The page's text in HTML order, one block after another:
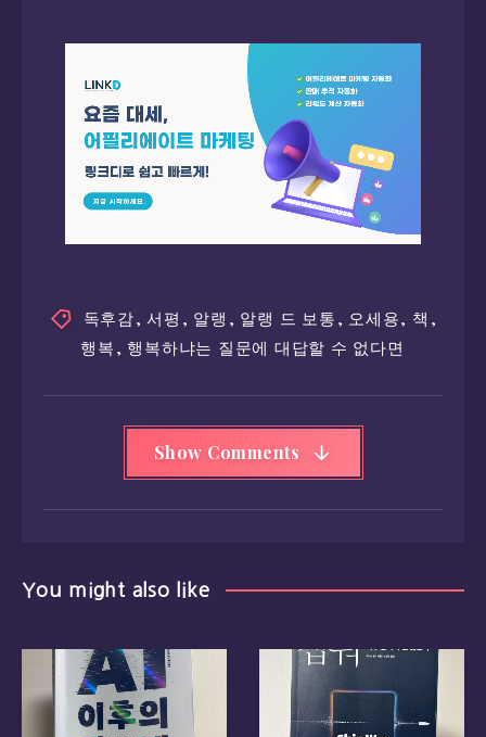
독후감,서평 , 알랭 , 알랭 드 보통 , 오세용, 책 ,
행복 , 행복하냐는 질문에 대답할 수 없다면
Show Comments
You might also like